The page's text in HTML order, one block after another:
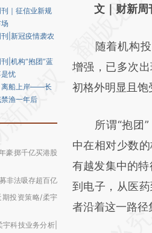
｜征信业新规
|新冠疫情袭农
|机构“抱团”蓝
忧
离船上岸——长
渔一年后
豪掷千亿买港股
非法吸存超百亿
期投资策略/柔宇
科技业务分析|
AI基
(https://
成，可能与原
新观点和立场。
文｜财新周
随着机构投
增强，已多次
初格外明显且饱
所谓“抱团”
中在相对少数
有越发集中的
到电子，从医
者沿着这一路径